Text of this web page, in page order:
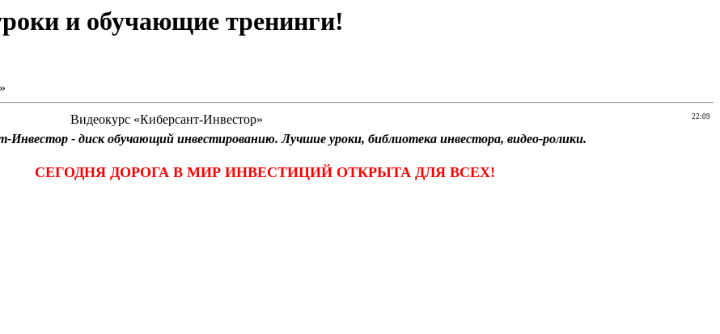
и обучающие тренинги!
22:09
Видеокурс «Киберсант-Инвестор»
Инвестор - диск обучающий инвестированию. Лучшие уроки, библиотека инвестора, видео-ролики.
СЕГОДНЯ ДОРОГА В МИР ИНВЕСТИЦИЙ ОТКРЫТА ДЛЯ ВСЕХ!